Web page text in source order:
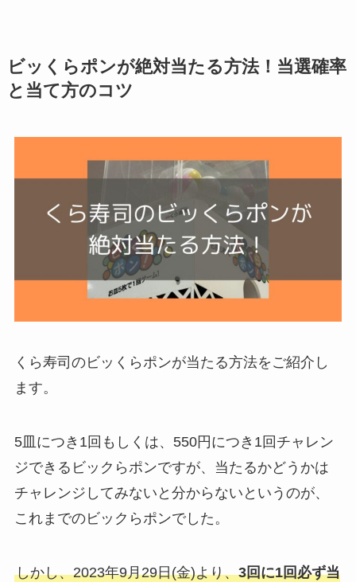
ビッくらポンが絶対当たる方法！当選確率
と当て方のコツ
くら寿司のビッくらポンが当たる方法をご紹介し
ます。
5皿につき1回もしくは、550円につき1回チャレン
ジできるビックらポンですが、当たるかどうかは
チャレンジしてみないと分からないというのが、
これまでのビックらポンでした。
しかし、2023年9月29日(金)より、3回に1回必ず当